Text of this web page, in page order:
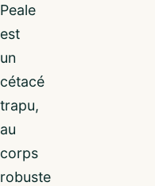
Peale
est
un
cétacé
trapu,
au
corps
robuste